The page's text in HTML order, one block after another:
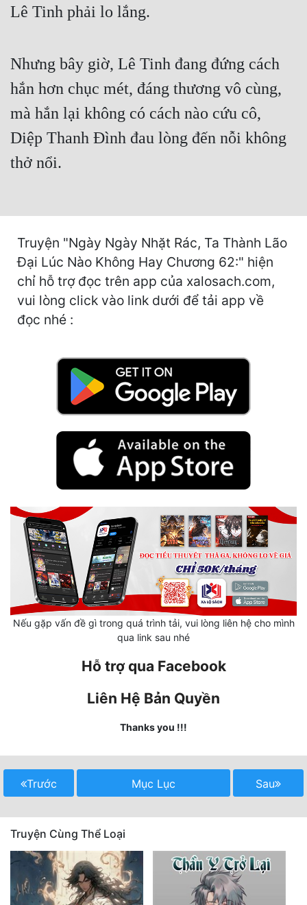
Hệ Thống
Khoa Huyễn
Khoa Huyễn Không Gian
Làm Giàu
Lịch Sử
Mưu Mô
Phong Thủy - Tâm Linh
Phương Tây
Phản Phái
Quan Trường
Quân Sự
Tiên Hiệp
Tiểu Thuyết
Triều Đấu
Trùng Sinh
Trọng Sinh
Lê Tinh phải lo lắng.
Nhưng bây giờ, Lê Tinh đang đứng cách
hắn hơn chục mét, đáng thương vô cùng,
mà hắn lại không có cách nào cứu cô,
Diệp Thanh Đình đau lòng đến nỗi không
thở nổi.
Truyện "Ngày Ngày Nhặt Rác, Ta Thành Lão
Đại Lúc Nào Không Hay Chương 62:" hiện
chỉ hỗ trợ đọc trên app của xalosach.com,
vui lòng click vào link dưới để tải app về
đọc nhé :
Nếu gặp vấn đề gì trong quá trình tải, vui lòng liên hệ cho mình
qua link sau nhé
Hỗ trợ qua Facebook
Liên Hệ Bản Quyền
Thanks you !!!
Trước Mục Lục Sau
Truyện Cùng Thể Loại